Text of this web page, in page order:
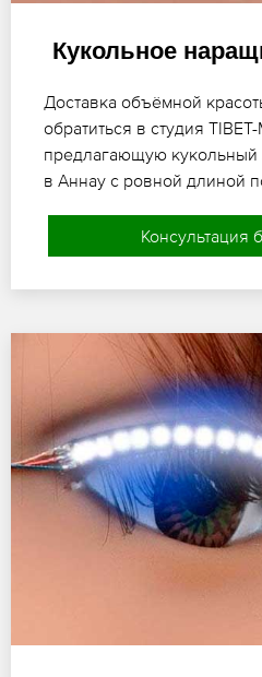
Кукольное
Доставка объёмной
обратиться в студия TIBET-
предлагающую
в Аннау с ровной длиной
Консультация